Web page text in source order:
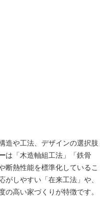
造や工法、デザインの選択肢
は「木造軸組工法」「鉄骨
断熱性能を標準化しているこ
がしやすい「在来工法」や、
高い家づくりが特徴です。